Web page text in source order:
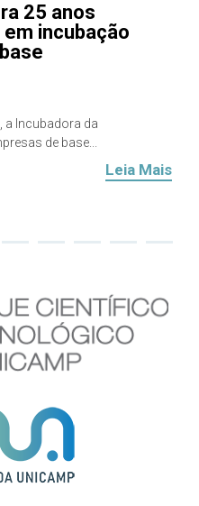
25 anos
incubação
a Incubadora da
de base...
Leia Mais